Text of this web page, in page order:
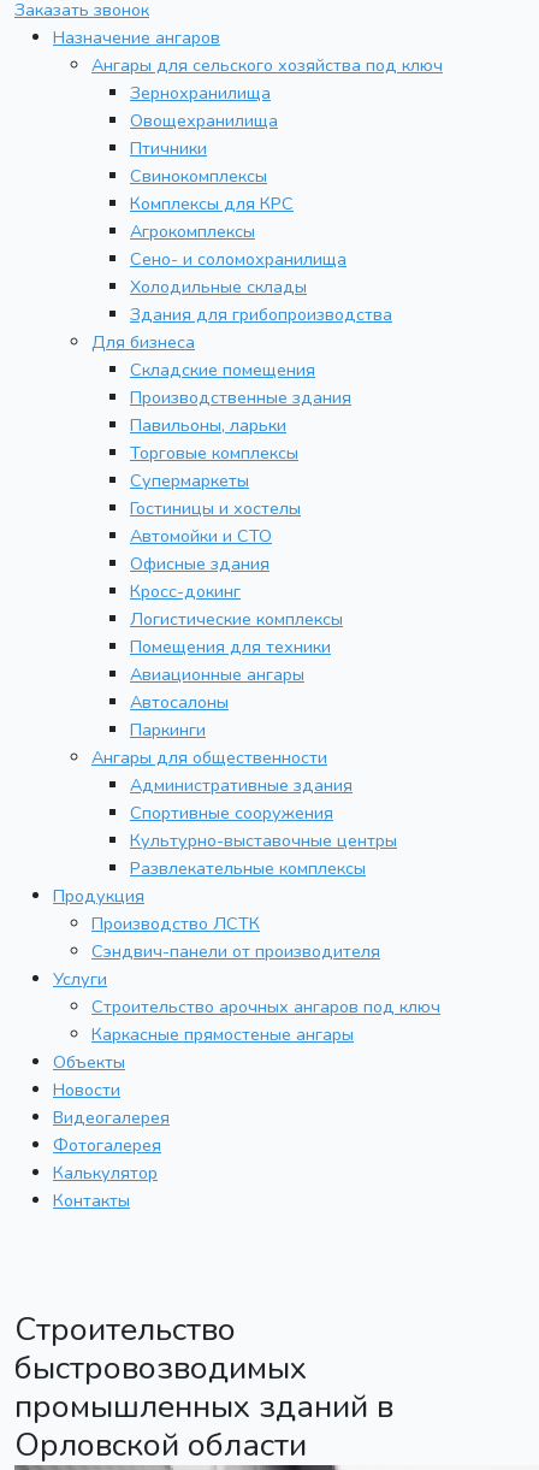
Заказать звонок
Назначение ангаров
Ангары для сельского хозяйства под ключ
Зернохранилища
Овощехранилища
Птичники
Свинокомплексы
Комплексы для КРС
Агрокомплексы
Сено- и соломохранилища
Холодильные склады
Здания для грибопроизводства
Для бизнеса
Складские помещения
Производственные здания
Павильоны, ларьки
Торговые комплексы
Супермаркеты
Гостиницы и хостелы
Автомойки и СТО
Офисные здания
Кросс-докинг
Логистические комплексы
Помещения для техники
Авиационные ангары
Автосалоны
Паркинги
Ангары для общественности
Административные здания
Спортивные сооружения
Культурно-выставочные центры
Развлекательные комплексы
Продукция
Производство ЛСТК
Сэндвич-панели от производителя
Услуги
Строительство арочных ангаров под ключ
Каркасные прямостеные ангары
Объекты
Новости
Видеогалерея
Фотогалерея
Калькулятор
Контакты
Строительство
быстровозводимых
промышленных зданий в
Орловской области